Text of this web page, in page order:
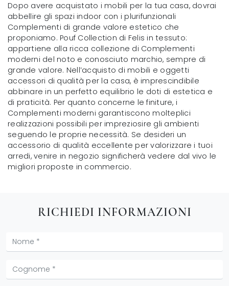
Dopo avere acquistato i mobili per la tua casa, dovrai
abbellire gli spazi indoor con i plurifunzionali
Complementi di grande valore estetico che
proponiamo. Pouf Collection di Felis in tessuto:
appartiene alla ricca collezione di Complementi
moderni del noto e conosciuto marchio, sempre di
grande valore. Nell’acquisto di mobili e oggetti
accessori di qualità per la casa, è imprescindibile
abbinare in un perfetto equilibrio le doti di estetica e
di praticità. Per quanto concerne le finiture, i
Complementi moderni garantiscono molteplici
realizzazioni possibili per impreziosire gli ambienti
seguendo le proprie necessità. Se desideri un
accessorio di qualità eccellente per valorizzare i tuoi
arredi, venire in negozio significherà vedere dal vivo le
migliori proposte in commercio.
RICHIEDI INFORMAZIONI